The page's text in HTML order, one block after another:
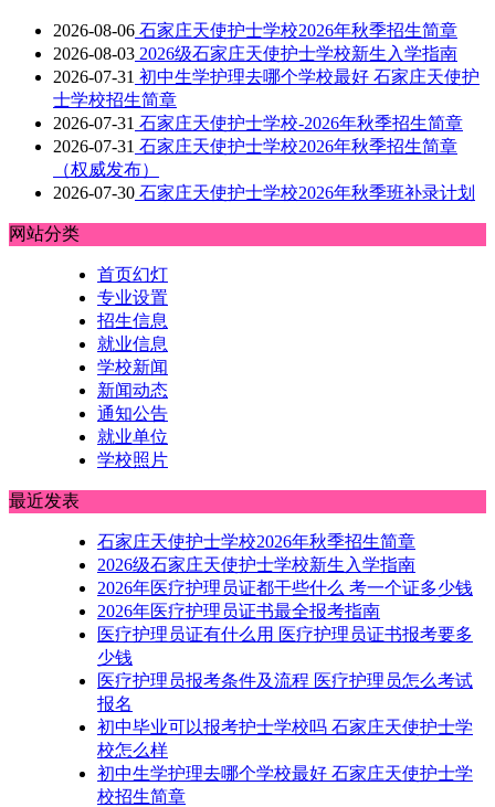
2026-08-06 石家庄天使护士学校2026年秋季招生简章
2026-08-03 2026级石家庄天使护士学校新生入学指南
2026-07-31 初中生学护理去哪个学校最好 石家庄天使护
士学校招生简章
2026-07-31 石家庄天使护士学校-2026年秋季招生简章
2026-07-31 石家庄天使护士学校2026年秋季招生简章
（权威发布）
2026-07-30 石家庄天使护士学校2026年秋季班补录计划
网站分类
首页幻灯
专业设置
招生信息
就业信息
学校新闻
新闻动态
通知公告
就业单位
学校照片
最近发表
石家庄天使护士学校2026年秋季招生简章
2026级石家庄天使护士学校新生入学指南
2026年医疗护理员证都干些什么 考一个证多少钱
2026年医疗护理员证书最全报考指南
医疗护理员证有什么用 医疗护理员证书报考要多
少钱
医疗护理员报考条件及流程 医疗护理员怎么考试
报名
初中毕业可以报考护士学校吗 石家庄天使护士学
校怎么样
初中生学护理去哪个学校最好 石家庄天使护士学
校招生简章